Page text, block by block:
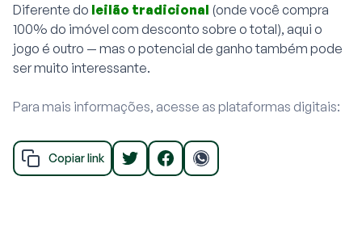
Diferente do leilão tradicional (onde você compra
100% do imóvel com desconto sobre o total), aqui o
jogo é outro — mas o potencial de ganho também pode
ser muito interessante.
Para mais informações, acesse as plataformas digitais:
Copiar link